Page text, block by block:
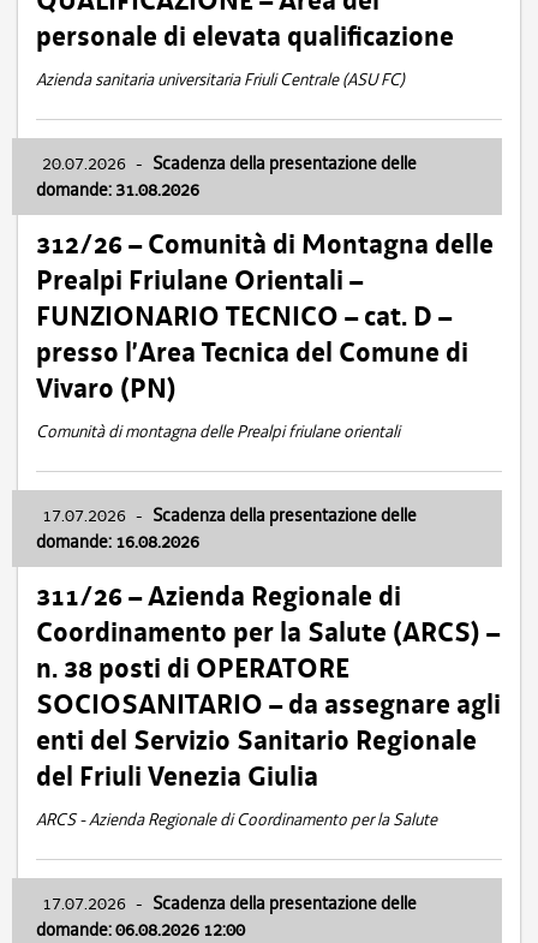
personale di elevata qualificazione
Azienda sanitaria universitaria Friuli Centrale (ASU FC)
20.07.2026 - Scadenza della presentazione delle
domande: 31.08.2026
312/26 – Comunità di Montagna delle
Prealpi Friulane Orientali –
FUNZIONARIO TECNICO – cat. D –
presso l’Area Tecnica del Comune di
Vivaro (PN)
Comunità di montagna delle Prealpi friulane orientali
17.07.2026 - Scadenza della presentazione delle
domande: 16.08.2026
311/26 – Azienda Regionale di
Coordinamento per la Salute (ARCS) –
n. 38 posti di OPERATORE
SOCIOSANITARIO – da assegnare agli
enti del Servizio Sanitario Regionale
del Friuli Venezia Giulia
ARCS - Azienda Regionale di Coordinamento per la Salute
17.07.2026 - Scadenza della presentazione delle
domande: 06.08.2026 12:00